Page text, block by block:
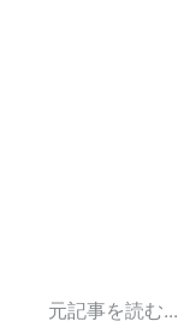
元記事を読む...